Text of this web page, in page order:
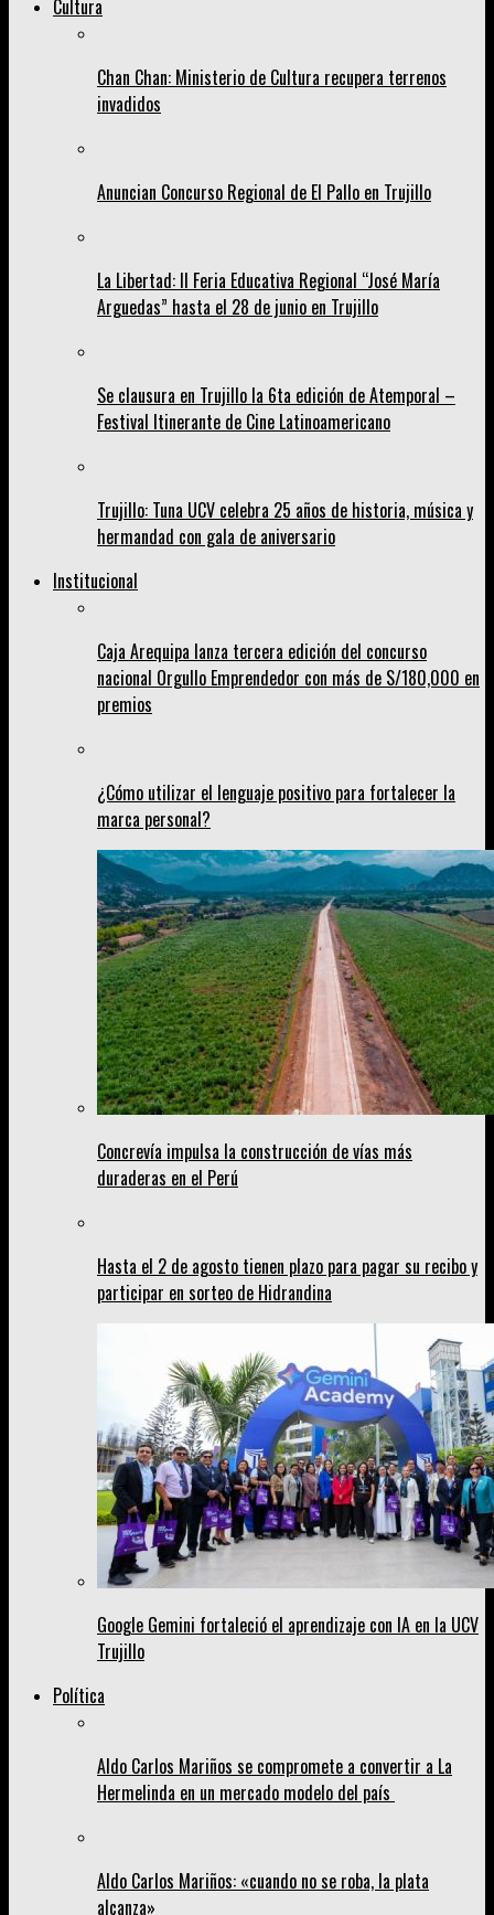
Cultura
Chan Chan: Ministerio de Cultura recupera terrenos
invadidos
Anuncian Concurso Regional de El Pallo en Trujillo
La Libertad: II Feria Educativa Regional “José María
Arguedas” hasta el 28 de junio en Trujillo
Se clausura en Trujillo la 6ta edición de Atemporal –
Festival Itinerante de Cine Latinoamericano
Trujillo: Tuna UCV celebra 25 años de historia, música y
hermandad con gala de aniversario
Institucional
Caja Arequipa lanza tercera edición del concurso
nacional Orgullo Emprendedor con más de S/180,000 en
premios
¿Cómo utilizar el lenguaje positivo para fortalecer la
marca personal?
Concrevía impulsa la construcción de vías más
duraderas en el Perú
Hasta el 2 de agosto tienen plazo para pagar su recibo y
participar en sorteo de Hidrandina
Google Gemini fortaleció el aprendizaje con IA en la UCV
Trujillo
Política
Aldo Carlos Mariños se compromete a convertir a La
Hermelinda en un mercado modelo del país
Aldo Carlos Mariños: «cuando no se roba, la plata
alcanza»